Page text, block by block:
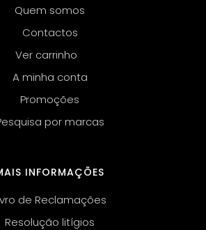
Quem somos
Contactos
Ver carrinho
A minha conta
Promoções
por marcas
INFORMAÇÕES
de Reclamações
Resolução litígios